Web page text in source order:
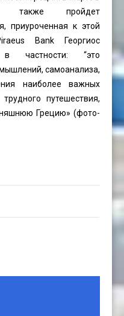
также пройдет
приуроченная к этой
Bank Георгиос
в частности: “это
самоанализа,
наиболее важных
путешествия,
Грецию» (фото-